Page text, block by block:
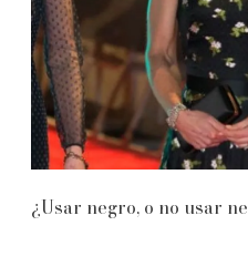
¿Usar negro, o no usar